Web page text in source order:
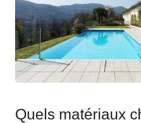
Quels matériaux